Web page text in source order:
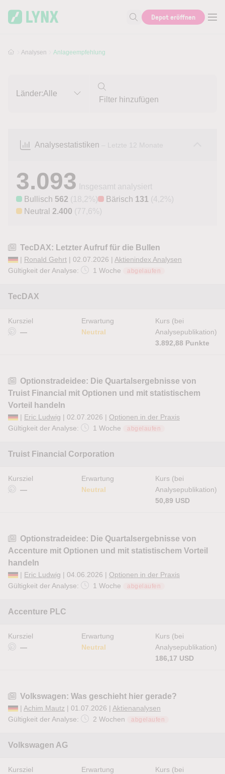
Suche nach Aktie, Autor...
Depot eröffnen
Analysen Anlageempfehlung
Länder:Alle
Analysestatistiken – Letzte 12 Monate
3.093
Insgesamt analysiert
Bullisch 562 (18,2%) Bärisch 131 (4,2%)
Neutral 2.400 (77,6%)
TecDAX: Letzter Aufruf für die Bullen
| Ronald Gehrt | 02.07.2026 | Aktienindex Analysen
Gültigkeit der Analyse:
1 Woche abgelaufen
TecDAX
Kursziel
—
Erwartung
Neutral
Kurs (bei
Analysepublikation)
3.892,88 Punkte
Optionstradeidee: Die Quartalsergebnisse von
Truist Financial mit Optionen und mit statistischem
Vorteil handeln
| Eric Ludwig | 02.07.2026 | Optionen in der Praxis
Gültigkeit der Analyse:
1 Woche abgelaufen
Truist Financial Corporation
Kursziel
—
Erwartung
Neutral
Kurs (bei
Analysepublikation)
50,89 USD
Optionstradeidee: Die Quartalsergebnisse von
Accenture mit Optionen und mit statistischem Vorteil
handeln
| Eric Ludwig | 04.06.2026 | Optionen in der Praxis
Gültigkeit der Analyse:
1 Woche abgelaufen
Accenture PLC
Kursziel
—
Erwartung
Neutral
Kurs (bei
Analysepublikation)
186,17 USD
Volkswagen: Was geschieht hier gerade?
| Achim Mautz | 01.07.2026 | Aktienanalysen
Gültigkeit der Analyse:
2 Wochen abgelaufen
Volkswagen AG
Kursziel
Erwartung
Kurs (bei